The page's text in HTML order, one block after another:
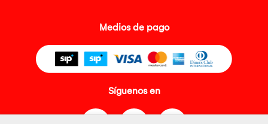
Medios de pago
Síguenos en